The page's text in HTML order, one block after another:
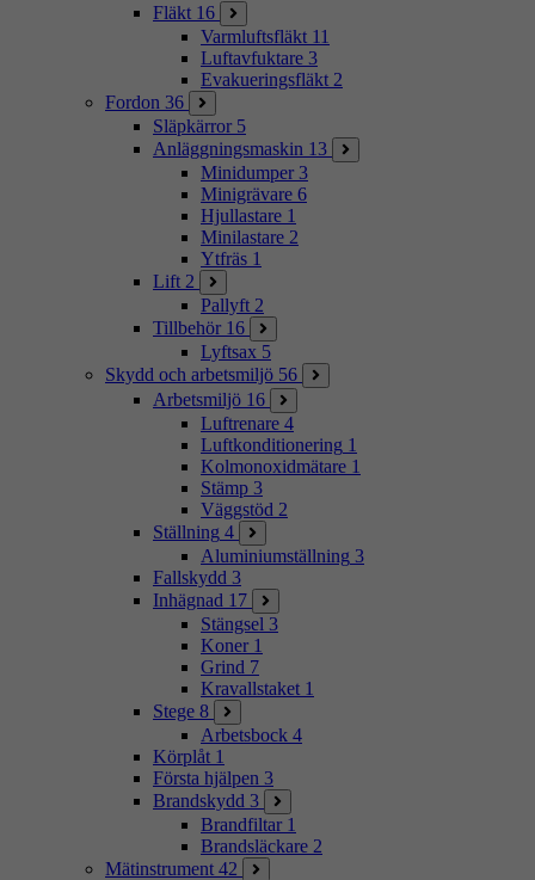
Fläkt 16
Varmluftsfläkt 11
Luftavfuktare 3
Evakueringsfläkt 2
Fordon 36
Släpkärror 5
Anläggningsmaskin 13
Minidumper 3
Minigrävare 6
Hjullastare 1
Minilastare 2
Ytfräs 1
Lift 2
Pallyft 2
Tillbehör 16
Lyftsax 5
Skydd och arbetsmiljö 56
Arbetsmiljö 16
Luftrenare 4
Luftkonditionering 1
Kolmonoxidmätare 1
Stämp 3
Väggstöd 2
Ställning 4
Aluminiumställning 3
Fallskydd 3
Inhägnad 17
Stängsel 3
Koner 1
Grind 7
Kravallstaket 1
Stege 8
Arbetsbock 4
Körplåt 1
Första hjälpen 3
Brandskydd 3
Brandfiltar 1
Brandsläckare 2
Mätinstrument 42